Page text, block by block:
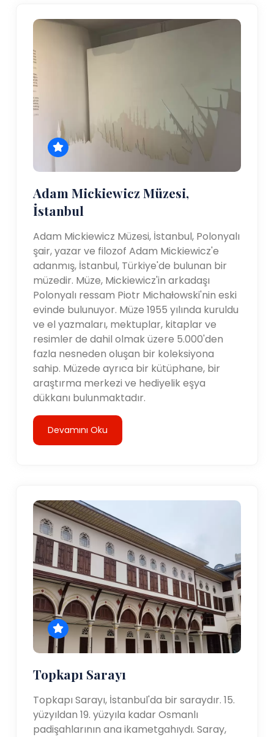
Adam Mickiewicz Müzesi,
İstanbul
Adam Mickiewicz Müzesi, İstanbul, Polonyalı
şair, yazar ve filozof Adam Mickiewicz'e
adanmış, İstanbul, Türkiye'de bulunan bir
müzedir. Müze, Mickiewicz'in arkadaşı
Polonyalı ressam Piotr Michałowski'nin eski
evinde bulunuyor. Müze 1955 yılında kuruldu
ve el yazmaları, mektuplar, kitaplar ve
resimler de dahil olmak üzere 5.000'den
fazla nesneden oluşan bir koleksiyona
sahip. Müzede ayrıca bir kütüphane, bir
araştırma merkezi ve hediyelik eşya
dükkanı bulunmaktadır.
Devamını Oku
Topkapı Sarayı
Topkapı Sarayı, İstanbul'da bir saraydır. 15.
yüzyıldan 19. yüzyıla kadar Osmanlı
padişahlarının ana ikametgahıydı. Saray,